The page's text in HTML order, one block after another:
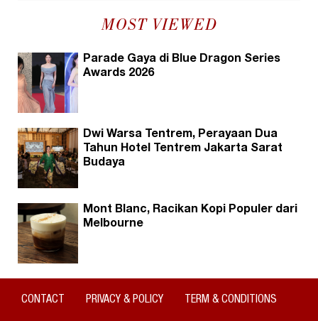
MOST VIEWED
Parade Gaya di Blue Dragon Series
Awards 2026
Dwi Warsa Tentrem, Perayaan Dua
Tahun Hotel Tentrem Jakarta Sarat
Budaya
Mont Blanc, Racikan Kopi Populer dari
Melbourne
CONTACT PRIVACY & POLICY TERM & CONDITIONS